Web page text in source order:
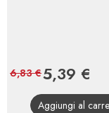
Prezzo
5,39 €
6,83 €
Aggiungi al